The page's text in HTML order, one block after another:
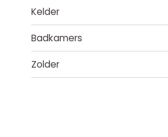
Kelder
Badkamers
Zolder